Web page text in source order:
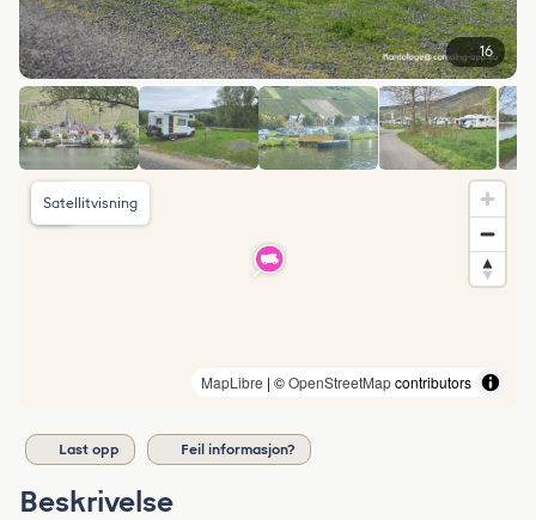
16
MapLibre | ©OpenStreetMapcontributors
Satellitvisning
Last opp Feil informasjon?
Beskrivelse